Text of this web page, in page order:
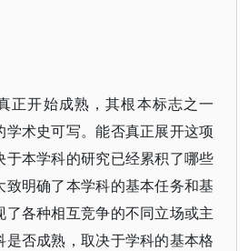
正开始成熟，其根本标志之一
学术史可写。能否真正展开这项
于本学科的研究已经累积了哪些
明确了本学科的基本任务和基
各种相互竞争的不同立场或主
否成熟，取决于学科的基本格